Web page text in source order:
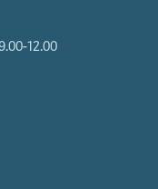
12.00